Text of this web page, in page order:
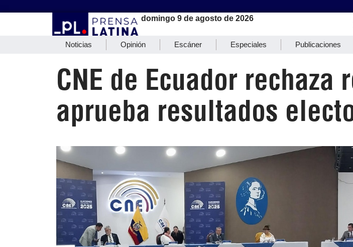
domingo 9 de agosto de 2026
Noticias Opinión Escáner Especiales Publicaciones
CNE de Ecuador
aprueba resultados